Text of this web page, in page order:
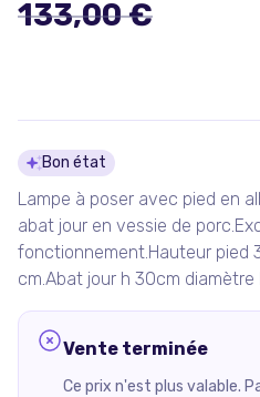
133,00 €
Détails du
Bon état
Lampe à poser avec pied en
abat jour en vessie de
fonctionnement.Hauteur pied
cm.Abat jour h 30cm diamètre
Vente terminée
Ce prix n'est plus valable.